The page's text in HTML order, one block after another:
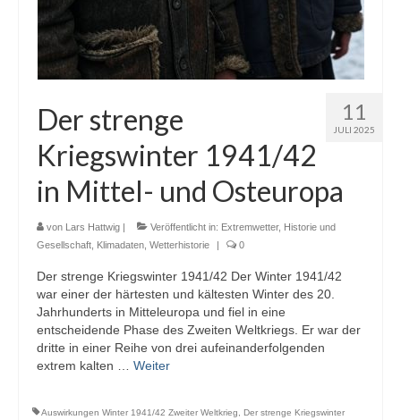
Schneehöhen
Ostsee
Wetter Arktis Antarktis
Webcams
Winterdienst
Glossar
Datenschutz
Impressum
11
JULI 2025
Der strenge
Kriegswinter 1941/42
in Mittel- und Osteuropa
von Lars Hattwig | Veröffentlicht in: Extremwetter, Historie und
Gesellschaft Klimadaten Wetterhistorie | 0
Der strenge Kriegswinter 1941/42 Der Winter 1941/42
war einer der härtesten und kältesten Winter des 20.
Jahrhunderts in Mitteleuropa und fiel in eine
entscheidende Phase des Zweiten Weltkriegs. Er war der
dritte in einer Reihe von drei aufeinanderfolgenden
extrem kalten … Weiter
Auswirkungen Winter 1941/42 Zweiter Weltkrieg
Der strenge Kriegswinter